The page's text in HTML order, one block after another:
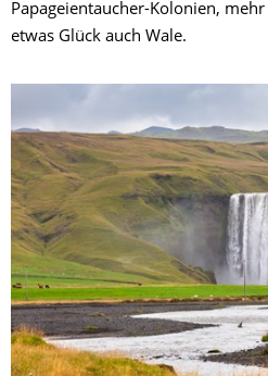
Papageientaucher-Kolonien,
etwas Glück auch Wale.